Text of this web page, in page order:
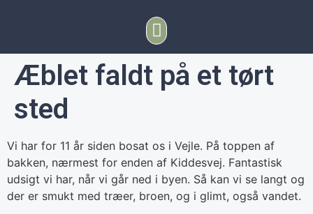
Æblet faldt på et tørt
sted
Vi har for 11 år siden bosat os i Vejle. På toppen af
bakken, nærmest for enden af Kiddesvej. Fantastisk
udsigt vi har, når vi går ned i byen. Så kan vi se langt og
der er smukt med træer, broen, og i glimt, også vandet.